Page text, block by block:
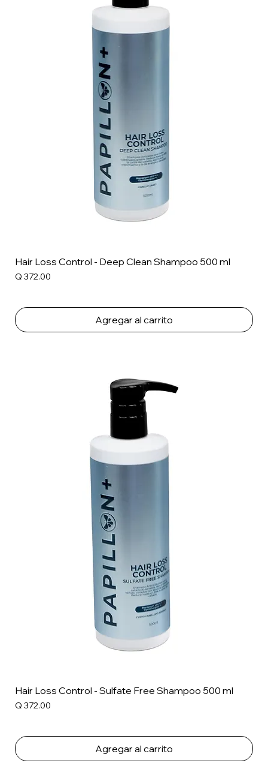
Hair Loss Control - Deep Clean Shampoo 500 ml
Precio
Q 372.00
Agregar al carrito
Hair Loss Control - Sulfate Free Shampoo 500 ml
Precio
Q 372.00
Agregar al carrito